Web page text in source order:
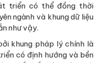
triển có thể đồng thời
ngành và khung dữ liệu
như vậy.
khung pháp lý chính là
có định hướng và bền